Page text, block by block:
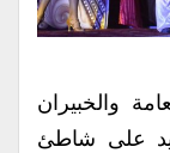
والخبيران
على شاطئ